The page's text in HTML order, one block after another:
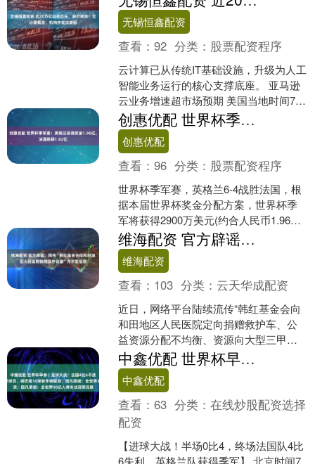
但资金....
无锡恒鑫配资
查看：92 分类： 股票配资程序
云计算已从传统IT基础设施，升级为人工
智能业务运行的核心支撑底座。 亚马逊
云业务增速超市场预期 美国当地时间7月
30日，亚马逊公布2026年第二季度财
报，全球总....
创惠优配 世界杯季军赛：英格兰获得奖金1.96亿，法国获得1.82亿
创惠优配
查看：96 分类： 股票配资程序
世界杯季军赛，英格兰6-4战胜法国，根
据本届世界杯奖金分配方案，世界杯季
军将获得2900万美元(约合人民币1.96
亿)，而殿军将获得2700万美元(约合人民
币1....
维海配资 官方辟谣：网传“韩红基金会向和田地区人民医院捐赠医疗设备”为不实信息
维海配资
查看： 103 分类： 云天华成配资
近日，网络平台陆续流传“韩红基金会向
和田地区人民医院定向捐赠救护车、公
益资源分配不均衡、资源向大型三甲医
院倾斜”相关不实言论，引发部分网民误
解。 网络平台上的谣....
中鑫优配 世界杯早参丨进球大战！法国4比6不敌英格兰，德尚中场怒斥球员，姆巴佩10球射手榜登顶；因凡蒂诺：全世界30亿人将关注冠军归属
中鑫优配
查看：63 分类：在线炒股配资选择
配资
【进球大战！半场0比4，终场法国队4比
6失利，英格兰队获得季军】 北京时间7